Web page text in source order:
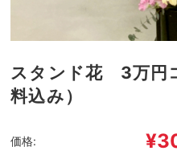
スタンド花 3万円
料込み）
価格: